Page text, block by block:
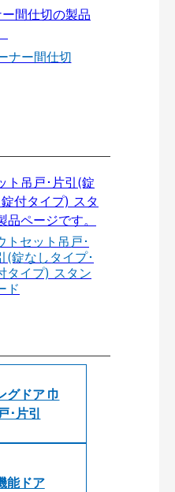
ナー間仕切
トセット吊戸･
(錠なしタイプ･
タイプ) スタン
ド
ドア 巾
･片引
能ドア